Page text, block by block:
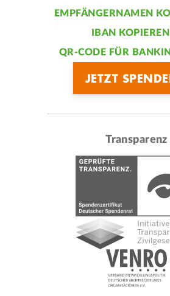
EMPFÄNGERNAMEN
IBAN KOPIEREN
QR-CODE FÜR
JETZT
Transparenz